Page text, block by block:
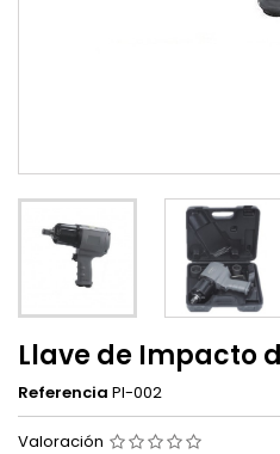
Llave de Impacto
Referencia PI-002
Valoración